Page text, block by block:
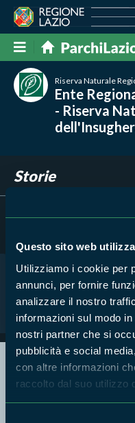
Questo sito web
Utilizziamo i cookie per
annunci, per fornire
analizzare il nostro
informazioni sul modo
nostri partner che si
pubblicità e social
con altre informazioni
raccolto dal suo utilizzo
Riserva Naturale
Ente
- Riserva
Storie
Risultati trovati:
Nessun risultato
Segui i